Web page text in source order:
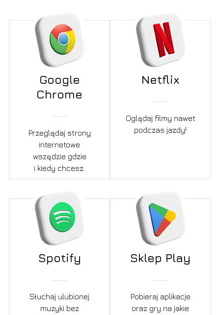
Google
Chrome
Przeglądaj strony
internetowe
wszędzie gdzie
i kiedy chcesz.
Netflix
Oglądaj filmy nawet
podczas jazdy!
Spotify
Słuchaj ulubionej
muzyki bez
Sklep Play
Pobieraj aplikacje
oraz gry na jakie